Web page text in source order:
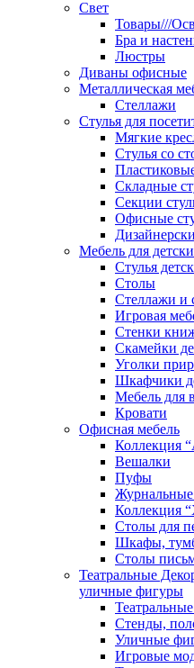
Свет
Товары///
Бра и
Люстры
Диваны офисные
Металлическая
Стеллажи
Стулья для
Мягкие
Стулья со
Складные
Секции
Офисные
Мебель для
Стулья
Столы
Стеллажи и
Игровая
Стенки
Скамейки
Уголки
Шкафчики
Мебель для
Кровати
Офисная мебель
Коллекция
Вешалки
Пуфы
Коллекция
Столы для
Шкафы,
Столы
Театральные
уличные фигуры
Стенды,
Уличные
Игровые